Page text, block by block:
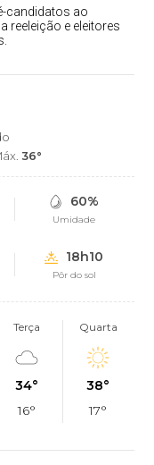
candidatos ao
reeleição e eleitores
36°
60%
Umidade
18h10
Pôr do sol
Terça
34°
16°
Quarta
38°
17°